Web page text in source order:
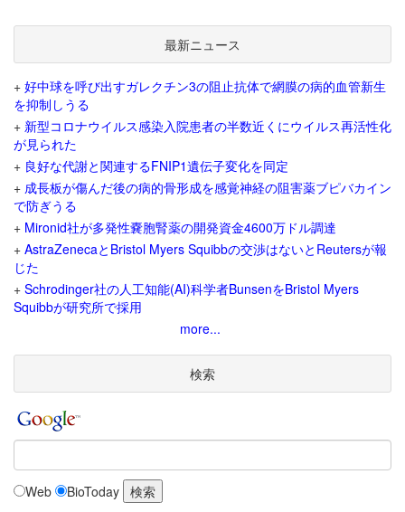
最新ニュース
+ 好中球を呼び出すガレクチン3の阻止抗体で網膜の病的血管新生
を抑制しうる
+ 新型コロナウイルス感染入院患者の半数近くにウイルス再活性化
が見られた
+ 良好な代謝と関連するFNIP1遺伝子変化を同定
+ 成長板が傷んだ後の病的骨形成を感覚神経の阻害薬ブピバカイン
で防ぎうる
+ Mironid社が多発性嚢胞腎薬の開発資金4600万ドル調達
+ AstraZenecaとBristol Myers Squibbの交渉はないとReutersが報
じた
+ Schrodinger社の人工知能(AI)科学者BunsenをBristol Myers
Squibbが研究所で採用
more...
検索
Web BioToday